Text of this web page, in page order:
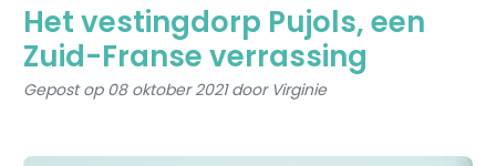
Het vestingdorp Pujols, een
Zuid-Franse verrassing
Gepost op 08 oktober 2021 door Virginie